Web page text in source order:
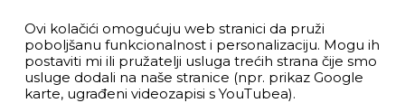
Ovi kolačići omogućuju web stranici da pruži
poboljšanu funkcionalnost i personalizaciju. Mogu ih
postaviti mi ili pružatelji usluga trećih strana čije smo
usluge dodali na naše stranice (npr. prikaz Google
karte, ugrađeni videozapisi s YouTubea).